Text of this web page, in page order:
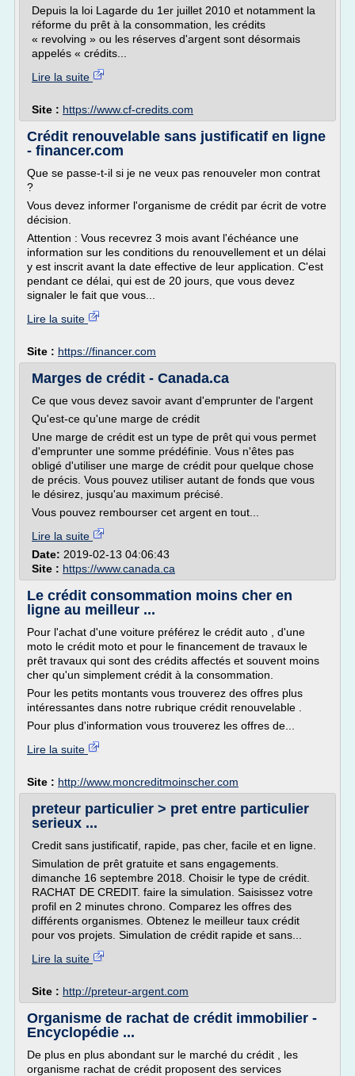
Depuis la loi Lagarde du 1er juillet 2010 et notamment la
réforme du prêt à la consommation, les crédits
« revolving » ou les réserves d'argent sont désormais
appelés « crédits...
Lire la suite
Site : https://www.cf-credits.com
Crédit renouvelable sans justificatif en ligne
- financer.com
Que se passe-t-il si je ne veux pas renouveler mon contrat
?
Vous devez informer l'organisme de crédit par écrit de votre
décision.
Attention : Vous recevrez 3 mois avant l'échéance une
information sur les conditions du renouvellement et un délai
y est inscrit avant la date effective de leur application. C'est
pendant ce délai, qui est de 20 jours, que vous devez
signaler le fait que vous...
Lire la suite
Site : https://financer.com
Marges de crédit - Canada.ca
Ce que vous devez savoir avant d'emprunter de l'argent
Qu'est-ce qu'une marge de crédit
Une marge de crédit est un type de prêt qui vous permet
d'emprunter une somme prédéfinie. Vous n'êtes pas
obligé d'utiliser une marge de crédit pour quelque chose
de précis. Vous pouvez utiliser autant de fonds que vous
le désirez, jusqu'au maximum précisé.
Vous pouvez rembourser cet argent en tout...
Lire la suite
Date: 2019-02-13 04:06:43
Site : https://www.canada.ca
Le crédit consommation moins cher en
ligne au meilleur ...
Pour l'achat d'une voiture préférez le crédit auto , d'une
moto le crédit moto et pour le financement de travaux le
prêt travaux qui sont des crédits affectés et souvent moins
cher qu'un simplement crédit à la consommation.
Pour les petits montants vous trouverez des offres plus
intéressantes dans notre rubrique crédit renouvelable .
Pour plus d'information vous trouverez les offres de...
Lire la suite
Site : http://www.moncreditmoinscher.com
preteur particulier > pret entre particulier
serieux ...
Credit sans justificatif, rapide, pas cher, facile et en ligne.
Simulation de prêt gratuite et sans engagements.
dimanche 16 septembre 2018. Choisir le type de crédit.
RACHAT DE CREDIT. faire la simulation. Saisissez votre
profil en 2 minutes chrono. Comparez les offres des
différents organismes. Obtenez le meilleur taux crédit
pour vos projets. Simulation de crédit rapide et sans...
Lire la suite
Site : http://preteur-argent.com
Organisme de rachat de crédit immobilier -
Encyclopédie ...
De plus en plus abondant sur le marché du crédit , les
organisme rachat de crédit proposent des services